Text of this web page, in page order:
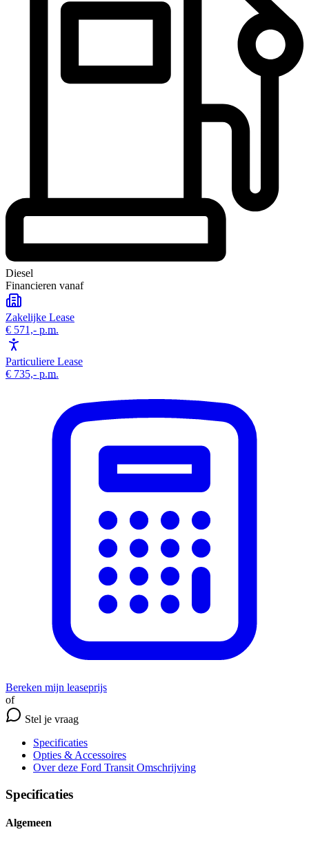
Diesel
Financieren vanaf
Zakelijke Lease
€ 571,- p.m.
Particuliere Lease
€ 735,- p.m.
Bereken mijn leaseprijs
of
Stel je vraag
Specificaties
Opties & Accessoires
Over deze Ford Transit Omschrijving
Specificaties
Algemeen